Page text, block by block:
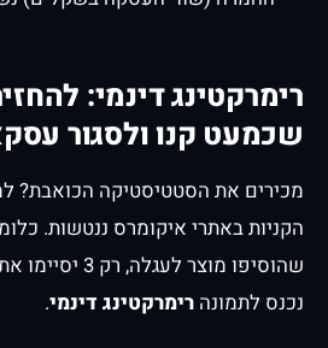
רימרקטינג דינמי:
שכמעט קנו ולסגור
שהוסיפו מוצר
נכנס לתמונה רימרקטינג דינמי.